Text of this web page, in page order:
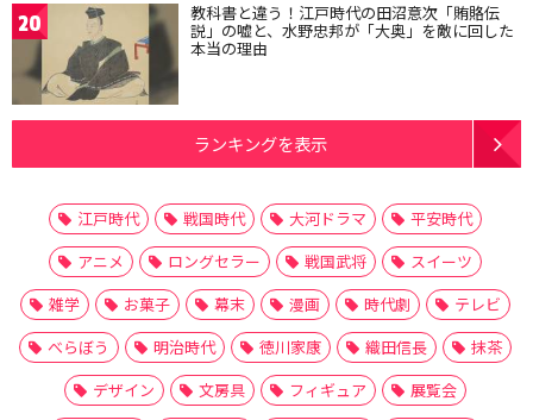
20 教科書と違う！江戸時代の田沼意次「賄賂伝
説」の嘘と、水野忠邦が「大奥」を敵に回した
本当の理由
ランキングを表示
江戸時代 戦国時代 大河ドラマ
平安時代
アニメ
ロングセラー 戦国武将
スイーツ
雑学
お菓子 幕末 漫画 時代劇
テレビ
べらぼう
明治時代 徳川家康 織田信長
抹茶
デザイン
文房具 フィギュア
展覧会